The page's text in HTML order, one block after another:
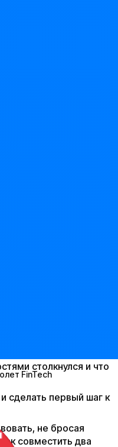
столкнулся и что
сделать первый шаг к
не бросая
совместить два
FinTech